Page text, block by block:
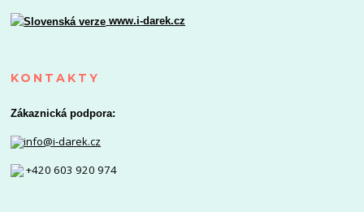
www.i-darek.cz
KONTAKTY
Zákaznická podpora:
info@i-darek.cz
+420 603 920 974